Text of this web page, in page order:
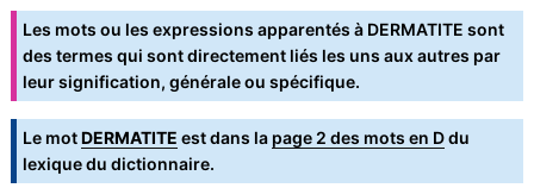
Les mots ou les expressions apparentés à DERMATITE sont
des termes qui sont directement liés les uns aux autres par
leur signification, générale ou spécifique.
Le motDERMATITE est dans la page 2 des mots en Ddu
lexique du dictionnaire.